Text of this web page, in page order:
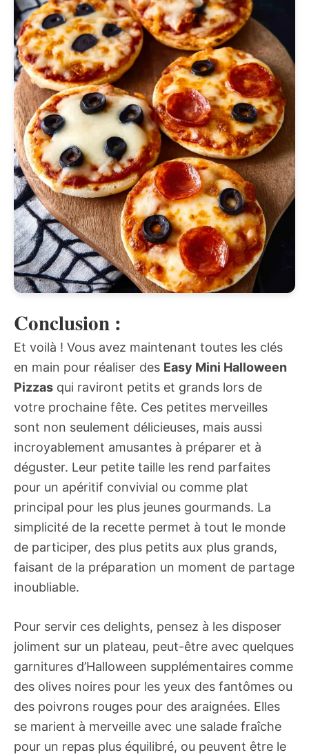
Conclusion :
Et voilà ! Vous avez maintenant toutes les clés
en main pour réaliser des Easy Mini Halloween
Pizzas qui raviront petits et grands lors de
votre prochaine fête. Ces petites merveilles
sont non seulement délicieuses, mais aussi
incroyablement amusantes à préparer et à
déguster. Leur petite taille les rend parfaites
pour un apéritif convivial ou comme plat
principal pour les plus jeunes gourmands. La
simplicité de la recette permet à tout le monde
de participer, des plus petits aux plus grands,
faisant de la préparation un moment de partage
inoubliable.
Pour servir ces delights, pensez à les disposer
joliment sur un plateau, peut-être avec quelques
garnitures d’Halloween supplémentaires comme
des olives noires pour les yeux des fantômes ou
des poivrons rouges pour des araignées. Elles
se marient à merveille avec une salade fraîche
pour un repas plus équilibré, ou peuvent être le